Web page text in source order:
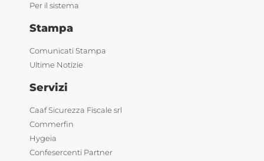
Per il sistema
Stampa
Comunicati Stampa
Ultime Notizie
Servizi
Caaf Sicurezza Fiscale srl
Commerfin
Hygeia
Confesercenti Partner